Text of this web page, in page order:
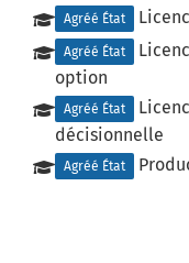
Agréé État
Agréé État
option
Agréé État
décisionnelle
Agréé État